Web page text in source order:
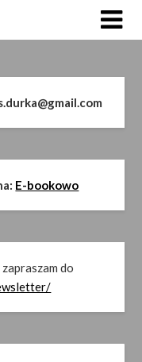
E-bookowo
do